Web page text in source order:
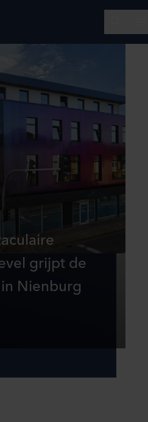
grijpt de
Nienburg